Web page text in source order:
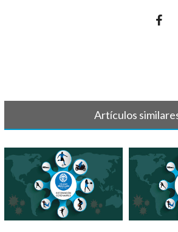
Artículos